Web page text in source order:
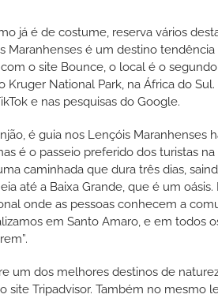
já é de costume, reserva vários
Maranhenses é um destino
o site Bounce, o local é o
National Park, na África do Sul.
e nas pesquisas do Google.
é guia nos Lençóis Maranhenses
é o passeio preferido dos turistas na
caminhada que dura três dias,
até a Baixa Grande, que é um oásis.
onde as pessoas conhecem a
em Santo Amaro, e em todos
um dos melhores destinos de
site Tripadvisor. Também no mesmo